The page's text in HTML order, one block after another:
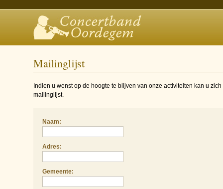
Mailinglijst
Indien u wenst op de hoogte te blijven van onze activiteiten kan u
mailinglijst.
Naam:
Adres:
Gemeente: